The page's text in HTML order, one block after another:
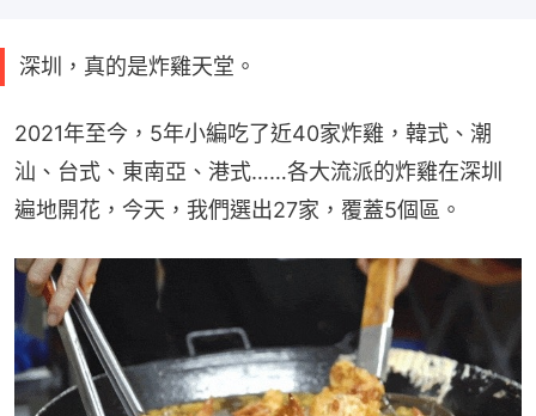
深圳，真的是炸雞天堂。
2021年至今，5年小編吃了近40家炸雞，韓式、潮
汕、台式、東南亞、港式……各大流派的炸雞在深圳
遍地開花，今天，我們選出27家，覆蓋5個區。